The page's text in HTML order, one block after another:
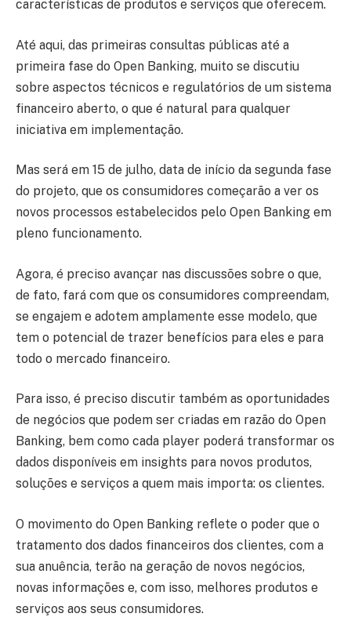
características de produtos e serviços que oferecem.
Até aqui, das primeiras consultas públicas até a
primeira fase do Open Banking, muito se discutiu
sobre aspectos técnicos e regulatórios de um sistema
financeiro aberto, o que é natural para qualquer
iniciativa em implementação.
Mas será em 15 de julho, data de início da segunda fase
do projeto, que os consumidores começarão a ver os
novos processos estabelecidos pelo Open Banking em
pleno funcionamento.
Agora, é preciso avançar nas discussões sobre o que,
de fato, fará com que os consumidores compreendam,
se engajem e adotem amplamente esse modelo, que
tem o potencial de trazer benefícios para eles e para
todo o mercado financeiro.
Para isso, é preciso discutir também as oportunidades
de negócios que podem ser criadas em razão do Open
Banking, bem como cada player poderá transformar os
dados disponíveis em insights para novos produtos,
soluções e serviços a quem mais importa: os clientes.
O movimento do Open Banking reflete o poder que o
tratamento dos dados financeiros dos clientes, com a
sua anuência, terão na geração de novos negócios,
novas informações e, com isso, melhores produtos e
serviços aos seus consumidores.